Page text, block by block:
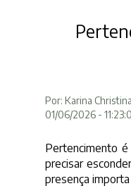
Por: Karina
01/06/2026 -
Pertencimento
precisar
presença